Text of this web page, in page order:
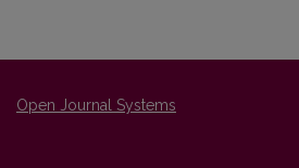
Open Journal Systems